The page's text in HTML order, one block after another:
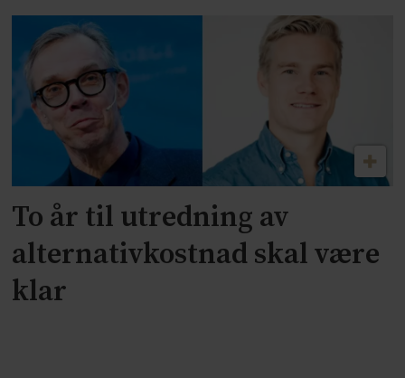
To år til utredning av
alternativkostnad skal være
klar